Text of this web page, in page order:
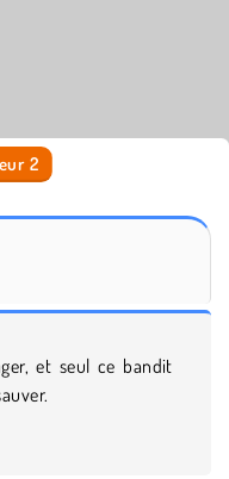
2
et seul ce bandit